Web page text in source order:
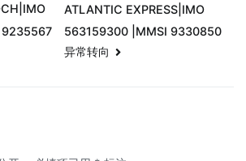
ATLANTIC EXPRESS|IMO
563159300 |MMSI 9330850
异常转向